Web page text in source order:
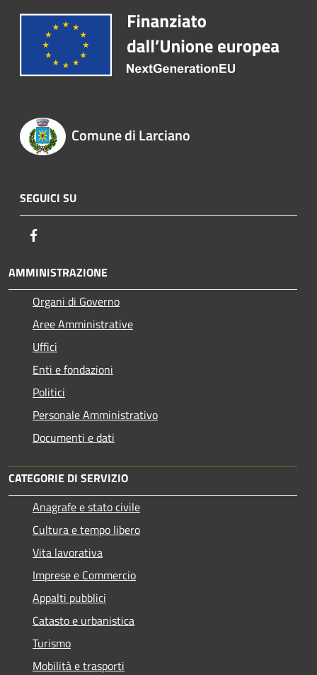
Comune di Larciano
SEGUICI SU
AMMINISTRAZIONE
Organi di Governo
Aree Amministrative
Uffici
Enti e fondazioni
Politici
Personale Amministrativo
Documenti e dati
CATEGORIE DI SERVIZIO
Anagrafe e stato civile
Cultura e tempo libero
Vita lavorativa
Imprese e Commercio
Appalti pubblici
Catasto e urbanistica
Turismo
Mobilità e trasporti